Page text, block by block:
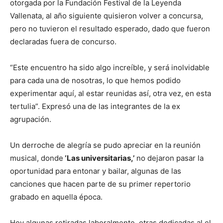
otorgada por la Fundación Festival de la Leyenda
Vallenata, al año siguiente quisieron volver a concursa,
pero no tuvieron el resultado esperado, dado que fueron
declaradas fuera de concurso.
“Este encuentro ha sido algo increíble, y será inolvidable
para cada una de nosotras, lo que hemos podido
experimentar aquí, al estar reunidas así, otra vez, en esta
tertulia”. Expresó una de las integrantes de la ex
agrupación.
Un derroche de alegría se pudo apreciar en la reunión
musical, donde ‘Las universitarias,’ no dejaron pasar la
oportunidad para entonar y bailar, algunas de las
canciones que hacen parte de su primer repertorio
grabado en aquella época.